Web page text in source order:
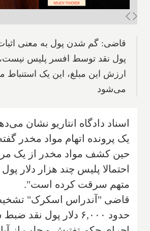
قاضی: گم شدن پول به معنی
پول نقد توسط افسر پلیس نیست،
ارزش این مبلغ، این یک
می‌شود
اسناد دادگاه انتاریو نشان
یک پرونده اتهام مواد مخدر
حین کشف مواد مخدر از یک مرد
احتمالا پلیس چند هزار‌ دلار پول
متهم سرقت کرده است".
قاضی "آندراس اسکرک"
حدود ۶,۰۰۰ دلار پول